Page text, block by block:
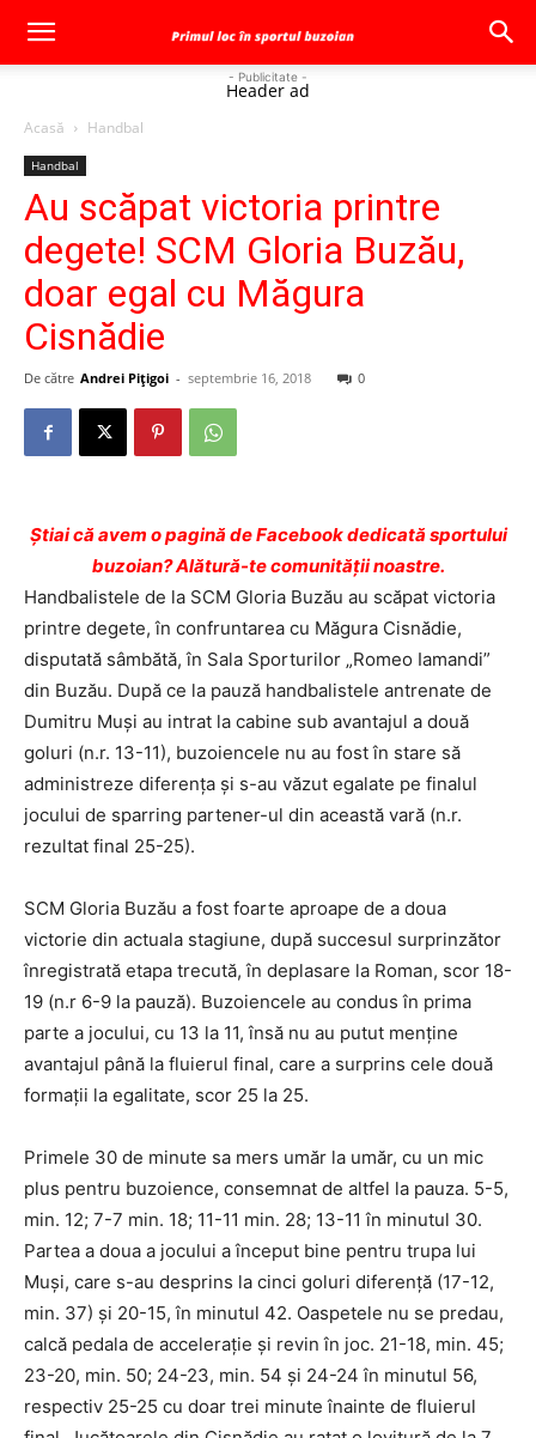
- Publicitate -
Header ad
Acasă Handbal
Handbal
Au scăpat victoria printre
degete! SCM Gloria Buzău,
doar egal cu Măgura
Cisnădie
De către Andrei Pițigoi - septembrie 16, 2018 0
Ştiai că avem o pagină de Facebook dedicată sportului
buzoian? Alătură-te comunității noastre.
Handbalistele de la SCM Gloria Buzău au scăpat victoria
printre degete, în confruntarea cu Măgura Cisnădie,
disputată sâmbătă, în Sala Sporturilor „Romeo Iamandi”
din Buzău. După ce la pauză handbalistele antrenate de
Dumitru Muşi au intrat la cabine sub avantajul a două
goluri (n.r. 13-11), buzoiencele nu au fost în stare să
administreze diferenţa şi s-au văzut egalate pe finalul
jocului de sparring partener-ul din această vară (n.r.
rezultat final 25-25).
SCM Gloria Buzău a fost foarte aproape de a doua
victorie din actuala stagiune, după succesul surprinzător
înregistrată etapa trecută, în deplasare la Roman, scor 18-
19 (n.r 6-9 la pauză). Buzoiencele au condus în prima
parte a jocului, cu 13 la 11, însă nu au putut menţine
avantajul până la fluierul final, care a surprins cele două
formaţii la egalitate, scor 25 la 25.
Primele 30 de minute sa mers umăr la umăr, cu un mic
plus pentru buzoience, consemnat de altfel la pauza. 5-5,
min. 12; 7-7 min. 18; 11-11 min. 28; 13-11 în minutul 30.
Partea a doua a jocului a început bine pentru trupa lui
Muşi, care s-au desprins la cinci goluri diferenţă (17-12,
min. 37) şi 20-15, în minutul 42. Oaspetele nu se predau,
calcă pedala de acceleraţie şi revin în joc. 21-18, min. 45;
23-20, min. 50; 24-23, min. 54 şi 24-24 în minutul 56,
respectiv 25-25 cu doar trei minute înainte de fluierul